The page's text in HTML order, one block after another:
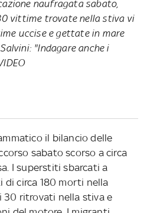
naufragata sabato,
vittime trovate nella stiva vi
uccise e gettate in mare
"Indagare anche i
il bilancio delle
sabato scorso a circa
I superstiti sbarcati a
di circa 180 morti nella
30 ritrovati nella stiva e